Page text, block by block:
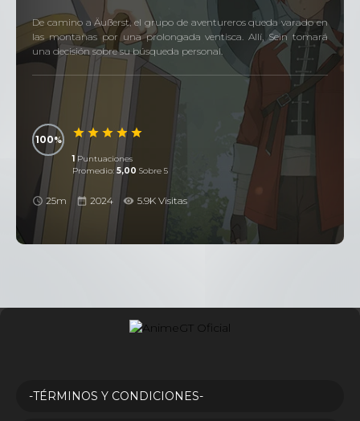
De camino a Äußerst, el grupo de aventureros queda varado en
las montañas por una prolongada ventisca. Allí, Sein tomará
una decisión sobre su búsqueda personal.
100
1 Puntuaciones
Promedio: 5,00 Sobre 5
25m 2024 5.9K Visitas
-TÉRMINOS Y CONDICIONES-